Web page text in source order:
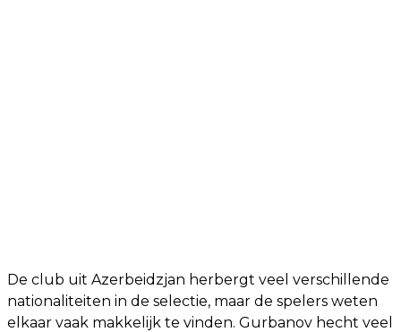
De club uit Azerbeidzjan herbergt veel verschillende
nationaliteiten in de selectie, maar de spelers weten
elkaar vaak makkelijk te vinden. Gurbanov hecht veel